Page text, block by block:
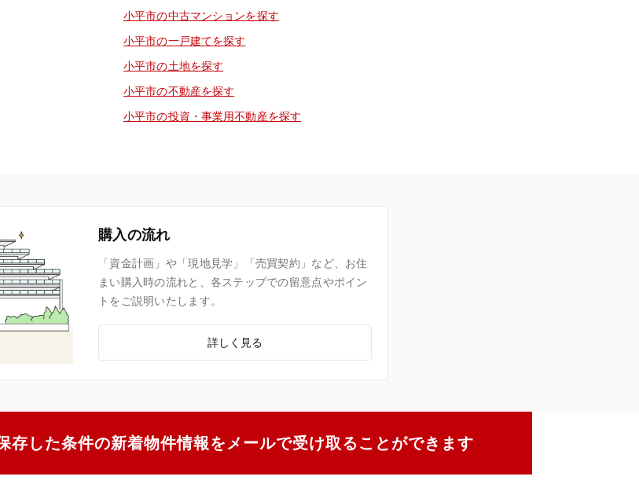
小平市の中古マンションを探す
小平市の一戸建てを探す
小平市の土地を探す
小平市の不動産を探す
小平市の投資・事業用不動産を探す
購入の流れ
「資金計画」や「現地見学」「売買契約」など、お住
まい購入時の流れと、各ステップでの留意点やポイン
トをご説明いたします。
詳しく見る
存した条件の新着物件情報をメールで受け取ることができます